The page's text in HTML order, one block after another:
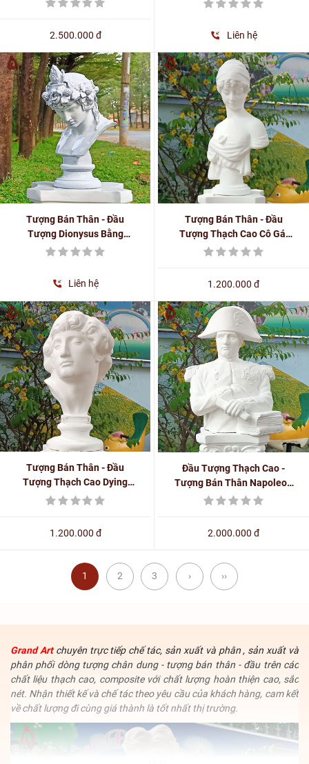
2.500.000 đ
Cao 70cm
Liên hệ
Tượng Bán Thân - Đầu
Tượng Dionysus Bằng
Composite Cao 30cm
Liên hệ
Tượng Bán Thân - Đầu
Tượng Thạch Cao Cô Gái
Trẻ Phong Cách Phục Hưng
1.200.000 đ
Tượng Bán Thân - Đầu
Tượng Thạch Cao Dying
Salve Phong Cách Phục
1.200.000 đ
Đầu Tượng Thạch Cao -
Tượng Bán Thân Napoleon
Phong Cách Châu Âu
2.000.000 đ
1 2 3 › ››
Grand Artchuyên trực tiếp chế tác, sản xuất và phân , sản xuất và
phân phối dòng tượng chân dung - tượng bán thân - đầu trên các
chất liệu thạch cao, composite với chất lượng hoàn thiện cao, sắc
nét. Nhận thiết kế và chế tác theo yêu cầu của khách hàng, cam kết
về chất lượng đi cùng giá thành là tốt nhất thị trường.